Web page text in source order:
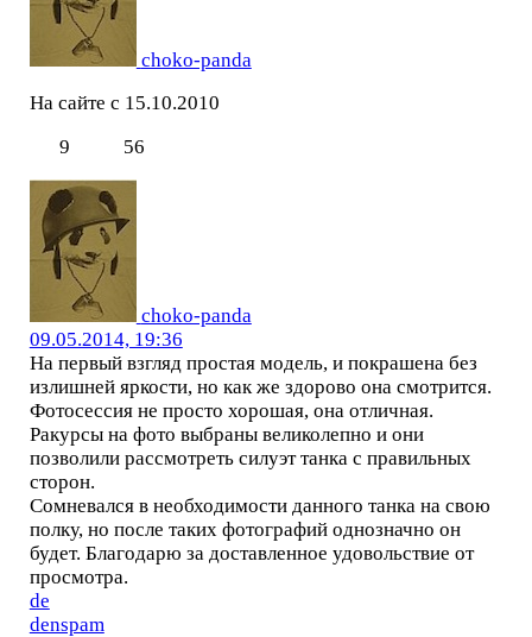
choko-panda
На сайте с 15.10.2010
9
56
choko-panda
09.05.2014, 19:36
На первый взгляд простая модель, и покрашена без
излишней яркости, но как же здорово она смотрится.
Фотосессия не просто хорошая, она отличная.
Ракурсы на фото выбраны великолепно и они
позволили рассмотреть силуэт танка с правильных
сторон.
Сомневался в необходимости данного танка на свою
полку, но после таких фотографий однозначно он
будет. Благодарю за доставленное удовольствие от
просмотра.
de
denspam